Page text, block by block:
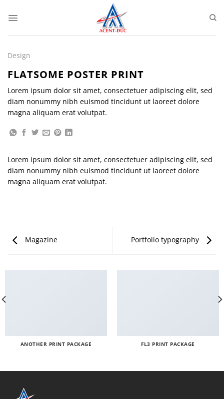
qua
dung
Design
FLATSOME POSTER PRINT
Lorem ipsum dolor sit amet, consectetuer adipiscing elit, sed
diam nonummy nibh euismod tincidunt ut laoreet dolore
magna aliquam erat volutpat.
Lorem ipsum dolor sit amet, consectetuer adipiscing elit, sed
diam nonummy nibh euismod tincidunt ut laoreet dolore
magna aliquam erat volutpat.
Magazine Portfolio typography
ANOTHER PRINT PACKAGE FL3 PRINT PACKAGE